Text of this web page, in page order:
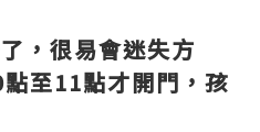
，很易會迷失方
至11點才開門，孩